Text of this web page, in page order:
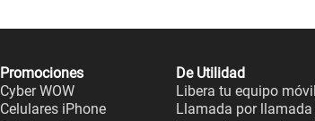
Promociones
Cyber WOW
Celulares iPhone
De Utilidad
Libera tu equipo móvil
Llamada por llamada